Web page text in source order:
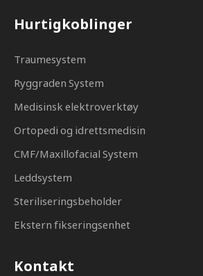
Hurtigkoblinger
Traumesystem
Ryggraden System
Medisinsk elektroverktøy
Ortopedi og idrettsmedisin
CMF/Maxillofacial System
Leddsystem
Steriliseringsbeholder
Ekstern fikseringsenhet
Kontakt